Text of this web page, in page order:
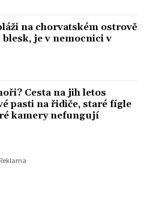
na chorvatském ostrově
blesk, je v nemocnici v
Cesta na jih letos
pasti na řidiče, staré fígle
kamery nefungují